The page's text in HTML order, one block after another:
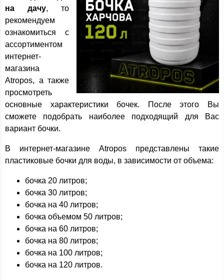
на дачу, то
рекомендуем
ознакомиться с
ассортиментом
интернет-
магазина
Atropos, а также
просмотреть
основные характеристики бочек. После этого Вы
сможете подобрать наиболее подходящий для Вас
вариант бочки.
В интернет-магазине Atropos представлены такие
пластиковые бочки для воды, в зависимости от объема:
бочка 20 литров;
бочка 30 литров;
бочка на 40 литров;
бочка объемом 50 литров;
бочка на 60 литров;
бочка на 80 литров;
бочка на 100 литров;
бочка на 120 литров.